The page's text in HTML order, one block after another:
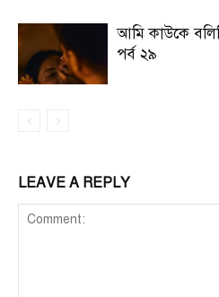
আমি কাউকে
পর্ব ২৯
LEAVE A REPLY